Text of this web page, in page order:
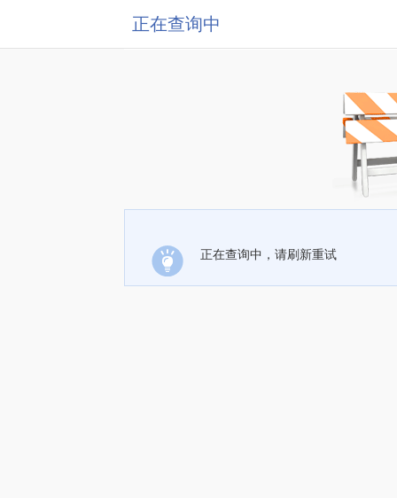
正在查询中
正在查询中，请刷新重试